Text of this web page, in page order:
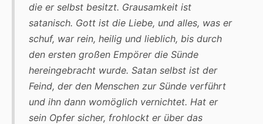
die er selbst besitzt. Grausamkeit ist
satanisch. Gott ist die Liebe, und alles, was er
schuf, war rein, heilig und lieblich, bis durch
den ersten großen Empörer die Sünde
hereingebracht wurde. Satan selbst ist der
Feind, der den Menschen zur Sünde verführt
und ihn dann womöglich vernichtet. Hat er
sein Opfer sicher, frohlockt er über das